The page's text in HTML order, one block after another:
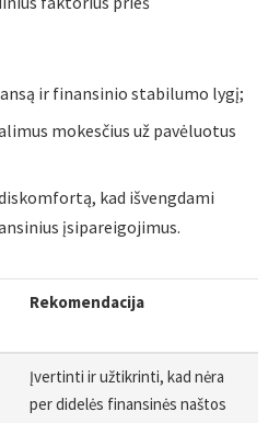
ir finansinio stabilumo lygį;
mokesčius už pavėluotus
kad išvengdami
įsipareigojimus.
Rekomendacija
Įvertinti ir užtikrinti, kad nėra
per didelės finansinės naštos